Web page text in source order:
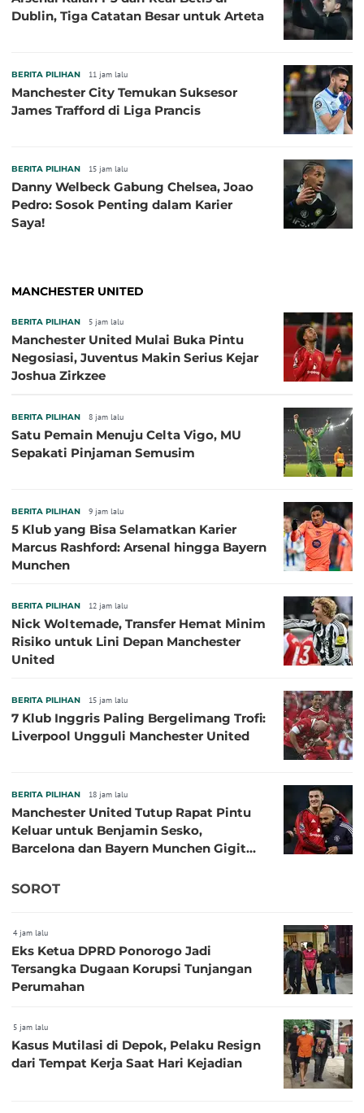
Dublin, Tiga Catatan Besar untuk Arteta
BERITA PILIHAN 11 jam lalu
Manchester City Temukan Suksesor
James Trafford di Liga Prancis
BERITA PILIHAN 15 jam lalu
Danny Welbeck Gabung Chelsea, Joao
Pedro: Sosok Penting dalam Karier
Saya!
MANCHESTER UNITED
BERITA PILIHAN 5 jam lalu
Manchester United Mulai Buka Pintu
Negosiasi, Juventus Makin Serius Kejar
Joshua Zirkzee
BERITA PILIHAN 8 jam lalu
Satu Pemain Menuju Celta Vigo, MU
Sepakati Pinjaman Semusim
BERITA PILIHAN 9 jam lalu
5 Klub yang Bisa Selamatkan Karier
Marcus Rashford: Arsenal hingga Bayern
Munchen
BERITA PILIHAN 12 jam lalu
Nick Woltemade, Transfer Hemat Minim
Risiko untuk Lini Depan Manchester
United
BERITA PILIHAN 15 jam lalu
7 Klub Inggris Paling Bergelimang Trofi:
Liverpool Ungguli Manchester United
BERITA PILIHAN 18 jam lalu
Manchester United Tutup Rapat Pintu
Keluar untuk Benjamin Sesko,
Barcelona dan Bayern Munchen Gigit
SOROT
4 jam lalu
Eks Ketua DPRD Ponorogo Jadi
Tersangka Dugaan Korupsi Tunjangan
Perumahan
5 jam lalu
Kasus Mutilasi di Depok, Pelaku Resign
dari Tempat Kerja Saat Hari Kejadian